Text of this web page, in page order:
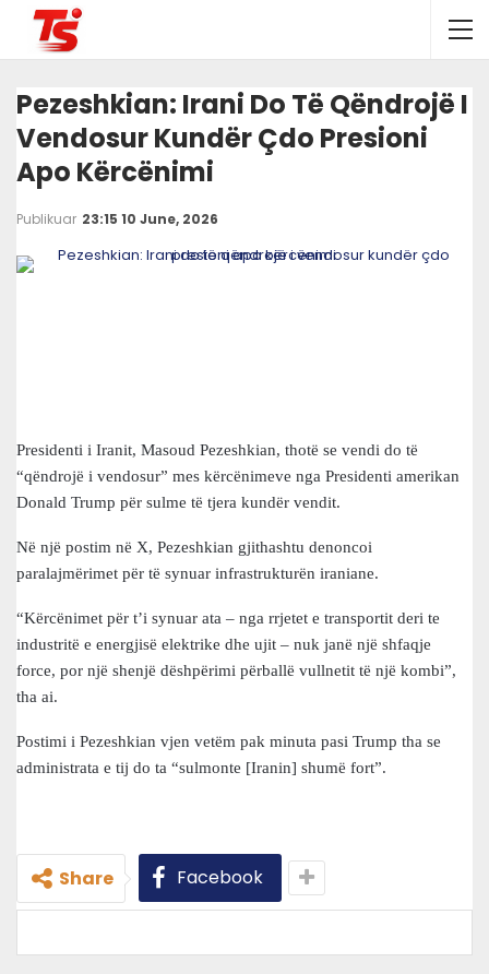
Pezeshkian: Irani Do Të Qëndrojë I
Vendosur Kundër Çdo Presioni
Apo Kërcënimi
Publikuar 23:15 10 June, 2026
Presidenti i Iranit, Masoud Pezeshkian, thotë se vendi do të
“qëndrojë i vendosur” mes kërcënimeve nga Presidenti amerikan
Donald Trump për sulme të tjera kundër vendit.
Në një postim në X, Pezeshkian gjithashtu denoncoi
paralajmërimet për të synuar infrastrukturën iraniane.
“Kërcënimet për t’i synuar ata – nga rrjetet e transportit deri te
industritë e energjisë elektrike dhe ujit – nuk janë një shfaqje
force, por një shenjë dëshpërimi përballë vullnetit të një kombi”,
tha ai.
Postimi i Pezeshkian vjen vetëm pak minuta pasi Trump tha se
administrata e tij do ta “sulmonte [Iranin] shumë fort”.
Share Facebook